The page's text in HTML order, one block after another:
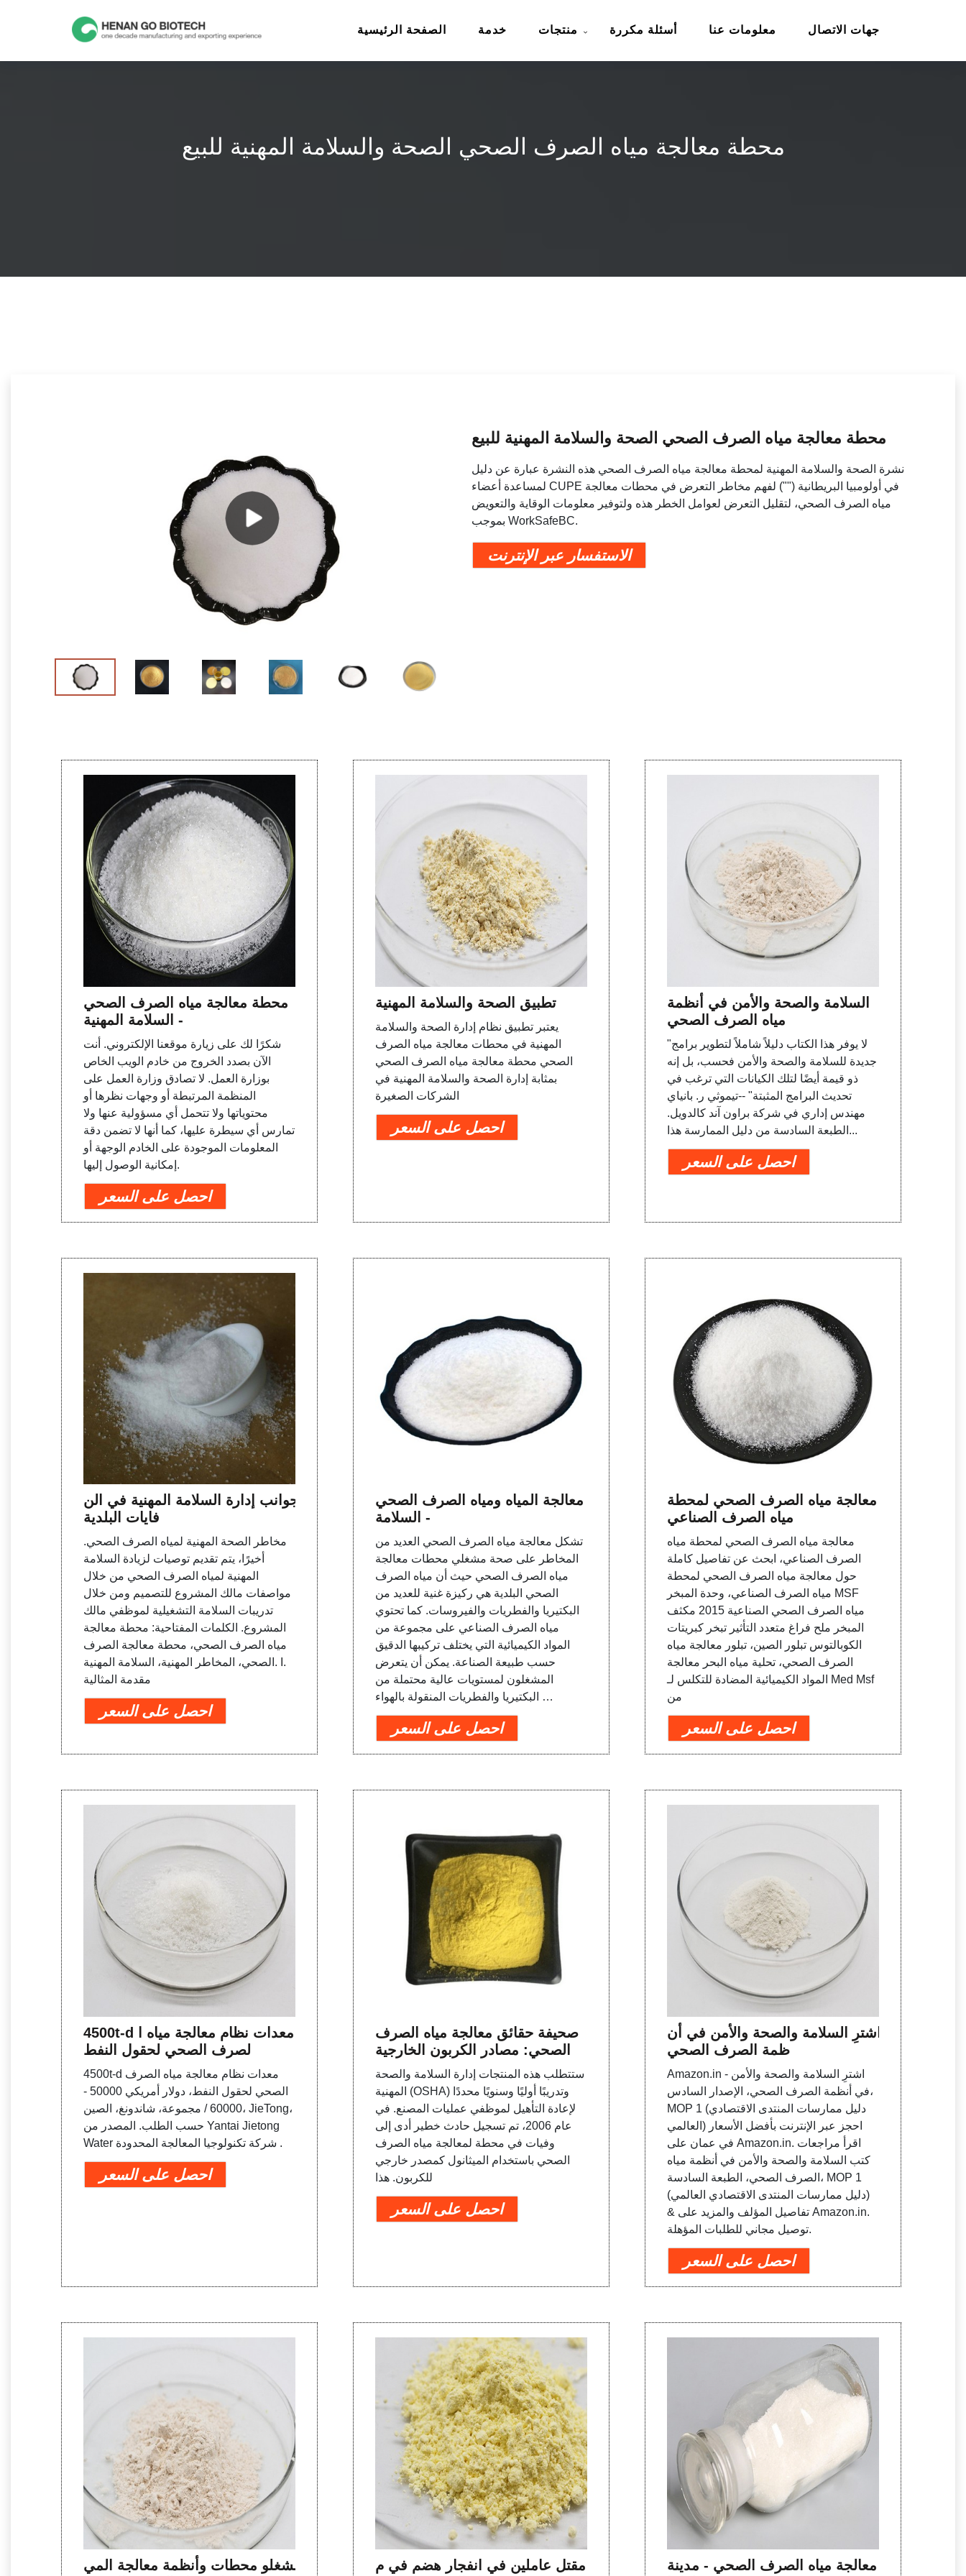
الصفحة الرئيسية خدمة منتجات أسئلة مكررة معلومات عنا جهات الاتصال
محطة معالجة مياه الصرف الصحي الصحة والسلامة المهنية للبيع
محطة معالجة مياه الصرف الصحي الصحة والسلامة المهنية للبيع
نشرة الصحة والسلامة المهنية لمحطة معالجة مياه الصرف الصحي هذه النشرة عبارة عن دليل
لمساعدة أعضاء CUPE في أولومبيا البريطانية ("") لفهم مخاطر التعرض في محطات معالجة
مياه الصرف الصحي، لتقليل التعرض لعوامل الخطر هذه ولتوفير معلومات الوقاية والتعويض
بموجب WorkSafeBC.
الاستفسار عبر الإنترنت
محطة معالجة مياه الصرف الصحي
- السلامة المهنية
شكرًا لك على زيارة موقعنا الإلكتروني. أنت
الآن بصدد الخروج من خادم الويب الخاص
بوزارة العمل. لا تصادق وزارة العمل على
المنظمة المرتبطة أو وجهات نظرها أو
محتوياتها ولا تتحمل أي مسؤولية عنها ولا
تمارس أي سيطرة عليها، كما أنها لا تضمن دقة
المعلومات الموجودة على الخادم الوجهة أو
إمكانية الوصول إليها.
احصل على السعر
تطبيق الصحة والسلامة المهنية
يعتبر تطبيق نظام إدارة الصحة والسلامة
المهنية في محطات معالجة مياه الصرف
الصحي محطة معالجة مياه الصرف الصحي
بمثابة إدارة الصحة والسلامة المهنية في
الشركات الصغيرة
احصل على السعر
السلامة والصحة والأمن في أنظمة
مياه الصرف الصحي
"لا يوفر هذا الكتاب دليلاً شاملاً لتطوير برامج
جديدة للسلامة والصحة والأمن فحسب، بل إنه
ذو قيمة أيضًا لتلك الكيانات التي ترغب في
تحديث البرامج المثبتة" --تيموثي ر. بانياي
مهندس إداري في شركة براون آند كالدويل.
الطبعة السادسة من دليل الممارسة هذا...
احصل على السعر
جوانب إدارة السلامة المهنية في الن
فايات البلدية
مخاطر الصحة المهنية لمياه الصرف الصحي.
أخيرًا، يتم تقديم توصيات لزيادة السلامة
المهنية لمياه الصرف الصحي من خلال
مواصفات مالك المشروع للتصميم ومن خلال
تدريبات السلامة التشغيلية لموظفي مالك
المشروع. الكلمات المفتاحية: محطة معالجة
مياه الصرف الصحي، محطة معالجة الصرف
الصحي، المخاطر المهنية، السلامة المهنية. I.
مقدمة المثالية
احصل على السعر
معالجة المياه ومياه الصرف الصحي
- السلامة
تشكل معالجة مياه الصرف الصحي العديد من
المخاطر على صحة مشغلي محطات معالجة
مياه الصرف الصحي حيث أن مياه الصرف
الصحي البلدية هي ركيزة غنية للعديد من
البكتيريا والفطريات والفيروسات. كما تحتوي
مياه الصرف الصناعي على مجموعة من
المواد الكيميائية التي يختلف تركيبها الدقيق
حسب طبيعة الصناعة. يمكن أن يتعرض
المشغلون لمستويات عالية محتملة من
البكتيريا والفطريات المنقولة بالهواء …
احصل على السعر
معالجة مياه الصرف الصحي لمحطة
مياه الصرف الصناعي
معالجة مياه الصرف الصحي لمحطة مياه
الصرف الصناعي، ابحث عن تفاصيل كاملة
حول معالجة مياه الصرف الصحي لمحطة
مياه الصرف الصناعي، وحدة المبخر MSF
مياه الصرف الصحي الصناعية 2015 مكثف
المبخر ملح فراغ متعدد التأثير تبخر كبريتات
الكوبالتوس تبلور الصين، تبلور معالجة مياه
الصرف الصحي، تحلية مياه البحر معالجة
المواد الكيميائية المضادة للتكلس لـ Med Msf
من
احصل على السعر
4500t-d معدات نظام معالجة مياه ا
لصرف الصحي لحقول النفط
4500t-d معدات نظام معالجة مياه الصرف
الصحي لحقول النفط، دولار أمريكي 50000 -
60000 / مجموعة، شاندونغ، الصين، JieTong،
حسب الطلب. المصدر من Yantai Jietong
Water شركة تكنولوجيا المعالجة المحدودة .
احصل على السعر
صحيفة حقائق معالجة مياه الصرف
الصحي: مصادر الكربون الخارجية
ستتطلب هذه المنتجات إدارة السلامة والصحة
المهنية (OSHA) وتدريبًا أوليًا وسنويًا محددًا
لإعادة التأهيل لموظفي عمليات المصنع. في
عام 2006، تم تسجيل حادث خطير أدى إلى
وفيات في محطة لمعالجة مياه الصرف
الصحي باستخدام الميثانول كمصدر خارجي
للكربون. هذا
احصل على السعر
اشترِ السلامة والصحة والأمن في أن
ظمة الصرف الصحي
Amazon.in - اشترِ السلامة والصحة والأمن
في أنظمة الصرف الصحي، الإصدار السادس،
MOP 1 (دليل ممارسات المنتدى الاقتصادي
العالمي) احجز عبر الإنترنت بأفضل الأسعار
في عمان على Amazon.in. اقرأ مراجعات
كتب السلامة والصحة والأمن في أنظمة مياه
الصرف الصحي، الطبعة السادسة، MOP 1
(دليل ممارسات المنتدى الاقتصادي العالمي)
& تفاصيل المؤلف والمزيد على Amazon.in.
توصيل مجاني للطلبات المؤهلة.
احصل على السعر
مشغلو محطات وأنظمة معالجة المي
مقتل عاملين في انفجار هضم في م
معالجة مياه الصرف الصحي - مدينة